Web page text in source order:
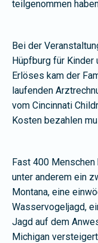
teilgenommen
Bei der
Hüpfburg für
Erlöses kam der
laufenden
vom Cincinnati
Kosten bezahlen
Fast 400 Menschen
unter anderem ein
Montana, eine
Wasservogeljagd,
Jagd auf dem
Michigan